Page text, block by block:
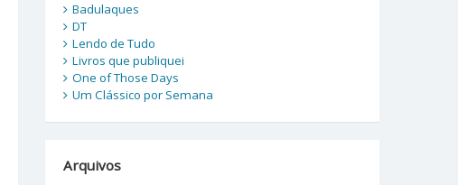
Badulaques
DT
Lendo de Tudo
Livros que publiquei
One of Those Days
Um Clássico por Semana
Arquivos